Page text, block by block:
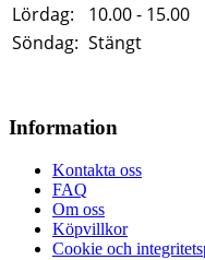
Lördag:
10.00 - 15.00
Söndag: Stängt
Information
Kontakta oss
FAQ
Om oss
Köpvillkor
Cookie och